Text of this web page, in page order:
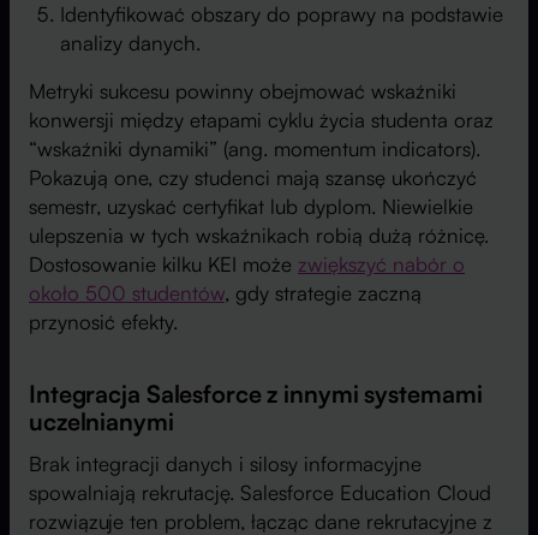
Identyfikować obszary do poprawy na podstawie
analizy danych.
Metryki sukcesu powinny obejmować wskaźniki
konwersji między etapami cyklu życia studenta oraz
“wskaźniki dynamiki” (ang. momentum indicators).
Pokazują one, czy studenci mają szansę ukończyć
semestr, uzyskać certyfikat lub dyplom. Niewielkie
ulepszenia w tych wskaźnikach robią dużą różnicę.
Dostosowanie kilku KEI może zwiększyć nabór o
około 500 studentów, gdy strategie zaczną
przynosić efekty.
Integracja Salesforce z innymi systemami
uczelnianymi
Brak integracji danych i silosy informacyjne
spowalniają rekrutację. Salesforce Education Cloud
rozwiązuje ten problem, łącząc dane rekrutacyjne z